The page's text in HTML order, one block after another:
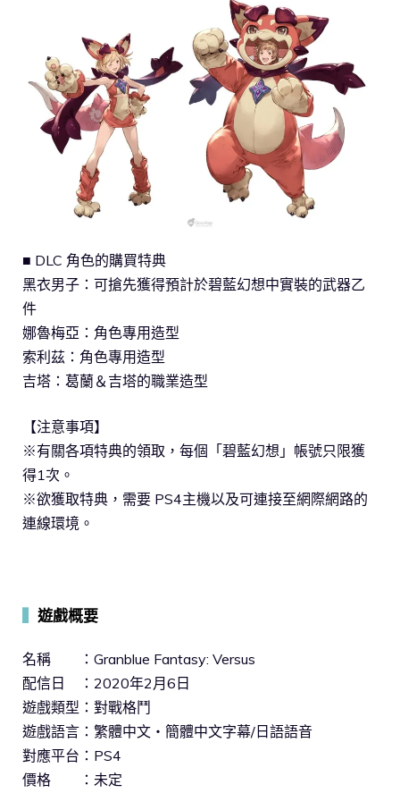
■ DLC 角色的購買特典
黑衣男子：可搶先獲得預計於碧藍幻想中實裝的武器乙
件
娜魯梅亞：角色專用造型
索利茲：角色專用造型
吉塔：葛蘭＆吉塔的職業造型
【注意事項】
※有關各項特典的領取，每個「碧藍幻想」帳號只限獲
得1次。
※欲獲取特典，需要 PS4主機以及可連接至網際網路的
連線環境。
遊戲概要
名稱 ：Granblue Fantasy: Versus
配信日 ：2020年2月6日
遊戲類型：對戰格鬥
遊戲語言：繁體中文・簡體中文字幕/日語語音
對應平台：PS4
價格 ：未定